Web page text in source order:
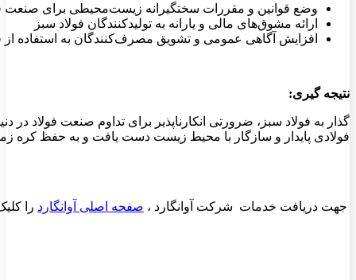
وضع قوانین و مقررات سختگیرانه زیست‌محیطی برای صنعت
ارائه مشوق‌های مالی و یارانه به تولیدکنندگان فولاد سبز
افزایش آگاهی عمومی و تشویق مصرف‌کنندگان به استفاده از
نتیجه‌ گیری:
گذار به فولاد سبز، ضرورتی انکارناپذیر برای تداوم صنعت فولاد
فولادی پایدار و سازگار با محیط زیست دست یافت و به حفظ کره
جهت دریافت خدمات شرکت آوانگارد ، صفحه اصلی آوانگارد را